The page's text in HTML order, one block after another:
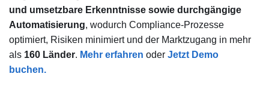
und umsetzbare Erkenntnisse sowie durchgängige
Automatisierung, wodurch Compliance-Prozesse
optimiert, Risiken minimiert und der Marktzugang in mehr
als 160 Länder. Mehr erfahren oder Jetzt Demo
buchen.